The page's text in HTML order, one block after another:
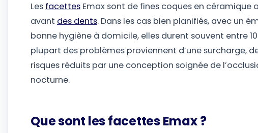
Les facettes Emax sont de fines coques en
avant des dents. Dans les cas bien planifiés, avec un
bonne hygiène à domicile, elles durent souvent entre
plupart des problèmes proviennent d’une surcharge,
risques réduits par une conception soignée de
nocturne.
Que sont les facettes Emax ?